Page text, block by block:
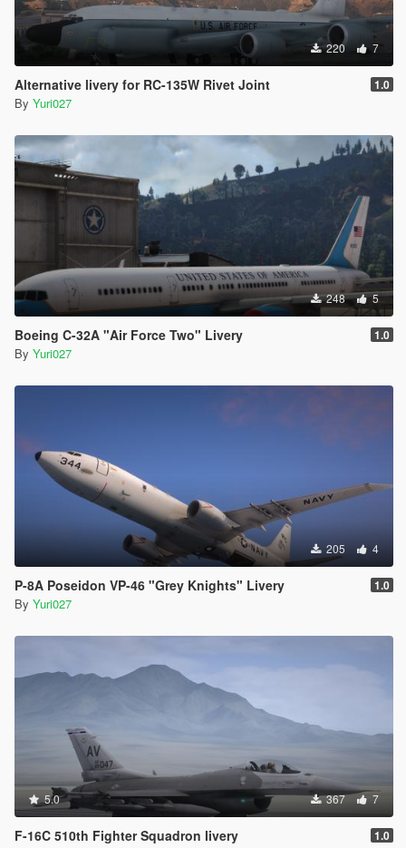
220 7
Alternative livery for RC-135W Rivet Joint 1.0
By Yuri027
248 5
Boeing C-32A "Air Force Two" Livery 1.0
By Yuri027
205 4
P-8A Poseidon VP-46 "Grey Knights" Livery 1.0
By Yuri027
5.0 367 7
F-16C 510th Fighter Squadron livery 1.0